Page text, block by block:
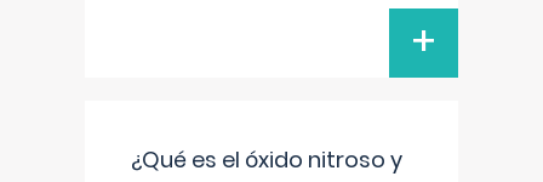
+
¿Qué es el óxido nitroso y